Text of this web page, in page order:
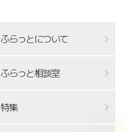
ふらっとについて
ふらっと相談室
特集